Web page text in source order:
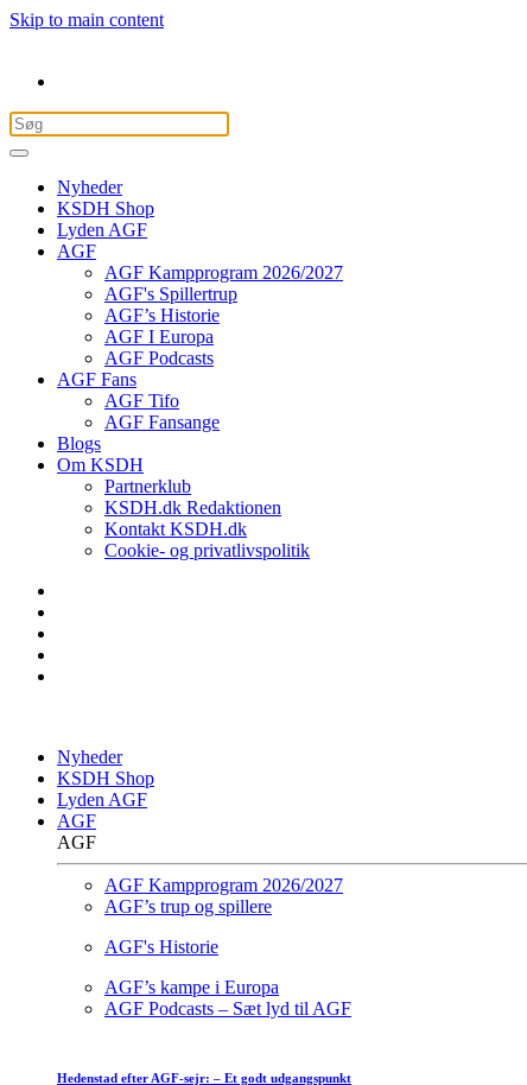
Skip to main content
Nyheder
KSDH Shop
Lyden AGF
AGF
AGF Kampprogram 2026/2027
AGF's Spillertrup
AGF’s Historie
AGF I Europa
AGF Podcasts
AGF Fans
AGF Tifo
AGF Fansange
Blogs
Om KSDH
Partnerklub
KSDH.dk Redaktionen
Kontakt KSDH.dk
Cookie- og privatlivspolitik
Nyheder
KSDH Shop
Lyden AGF
AGF
AGF
AGF Kampprogram 2026/2027
AGF’s trup og spillere
AGF's Historie
AGF’s kampe i Europa
AGF Podcasts – Sæt lyd til AGF
Hedenstad efter AGF-sejr: – Et godt udgangspunkt